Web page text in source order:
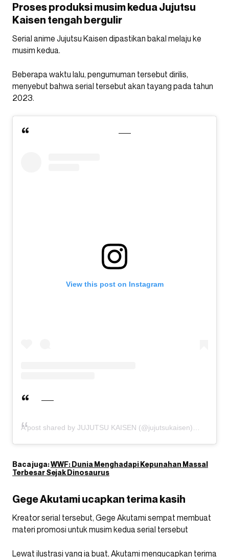
Proses produksi musim kedua Jujutsu
Kaisen tengah bergulir
Serial anime Jujutsu Kaisen dipastikan bakal melaju ke
musim kedua.
Beberapa waktu lalu, pengumuman tersebut dirilis,
menyebut bahwa serial tersebut akan tayang pada tahun
2023.
View this post on Instagram
A post shared by JUJUTSU KAISEN (@jujutsukaisen)
Baca juga:WWF: Dunia Menghadapi Kepunahan Massal
Terbesar Sejak Dinosaurus
Gege Akutami ucapkan terima kasih
Kreator serial tersebut, Gege Akutami sempat membuat
materi promosi untuk musim kedua serial tersebut
Lewat ilustrasi yang ia buat, Akutami mengucapkan terima